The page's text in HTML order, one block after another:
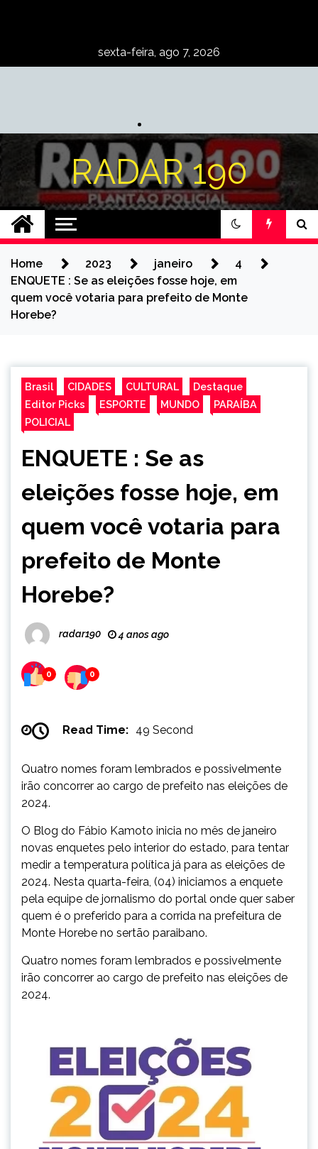
sexta-feira, ago 7, 2026
RADAR 190
Home 2023 janeiro
4
ENQUETE : Se as eleições fosse hoje, em
quem você votaria para prefeito de Monte
Horebe?
Brasil CIDADES CULTURAL
Destaque
Editor Picks
ESPORTE MUNDO
PARAÍBA
POLICIAL
ENQUETE : Se as
eleições fosse hoje, em
quem você votaria para
prefeito de Monte
Horebe?
radar190 4 anos ago
0 0
Read Time: 49 Second
Quatro nomes foram lembrados e possivelmente
irão concorrer ao cargo de prefeito nas eleições de
2024.
O Blog do Fábio Kamoto inicia no mês de janeiro
novas enquetes pelo interior do estado, para tentar
medir a temperatura política já para as eleições de
2024. Nesta quarta-feira, (04) iniciamos a enquete
pela equipe de jornalismo do portal onde quer saber
quem é o preferido para a corrida na prefeitura de
Monte Horebe no sertão paraibano.
Quatro nomes foram lembrados e possivelmente
irão concorrer ao cargo de prefeito nas eleições de
2024.